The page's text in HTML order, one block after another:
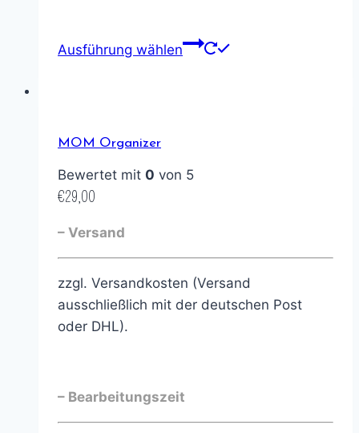
Ausführung wählen
MOM Organizer
Bewertet mit 0 von 5
€29,00
– Versand
zzgl. Versandkosten (Versand
ausschließlich mit der deutschen Post
oder DHL).
– Bearbeitungszeit